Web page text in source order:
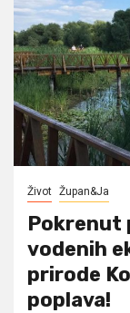
Život Župan&Ja
Pokrenut
vodenih
prirode
poplava!